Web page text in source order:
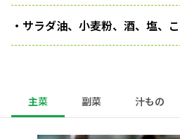
・サラダ油、小麦粉、酒、塩、
主菜 副菜 汁もの